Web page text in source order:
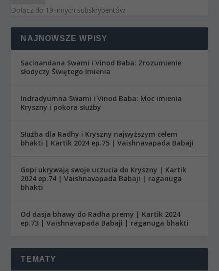
Dołącz do 19 innych subskrybentów
NAJNOWSZE WPISY
Sacinandana Swami i Vinod Baba: Zrozumienie
słodyczy Świętego Imienia
Indradyumna Swami i Vinod Baba: Moc imienia
Kryszny i pokora służby
Służba dla Radhy i Kryszny najwyższym celem
bhakti | Kartik 2024 ep.75 | Vaishnavapada Babaji
Gopi ukrywają swoje uczucia do Kryszny | Kartik
2024 ep.74 | Vaishnavapada Babaji | raganuga
bhakti
Od dasja bhawy do Radha premy | Kartik 2024
ep.73 | Vaishnavapada Babaji | raganuga bhakti
TEMATY